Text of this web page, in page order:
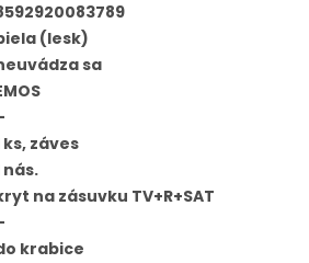
(lesk)
sa
ks, záves
nás.
na zásuvku TV+R+SAT
krabice